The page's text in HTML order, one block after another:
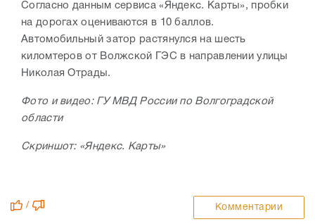
Согласно данным сервиса «Яндекс. Карты», пробки
на дорогах оцениваются в 10 баллов.
Автомобильный затор растянулся на шесть
киломтеров от Волжской ГЭС в направлении улицы
Николая Отрады.
Фото и видео: ГУ МВД России по Волгоградской
области
Скриншот: «Яндекс. Карты»
/ Комментарии